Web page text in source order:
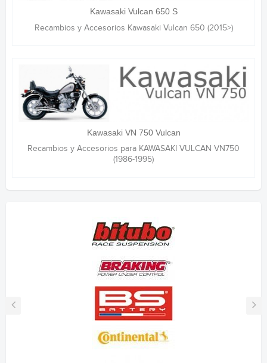
Kawasaki Vulcan 650 S
Recambios y Accesorios Kawasaki Vulcan 650 (2015>)
Kawasaki VN 750 Vulcan
Recambios y Accesorios para KAWASAKI VULCAN VN750
(1986-1995)